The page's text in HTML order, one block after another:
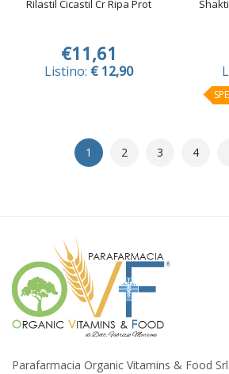
Rilastil Cicastil Cr Ripa Prot
€11,61
Listino: € 12,90
1 2 3 4
Parafarmacia Organic Vitamins & Food